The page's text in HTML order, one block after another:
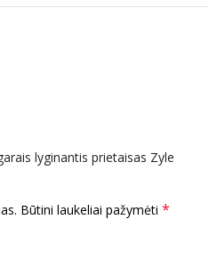
lyginantis prietaisas Zyle
Būtini laukeliai pažymėti *